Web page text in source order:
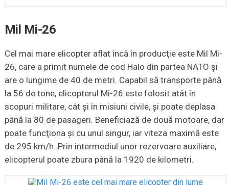
Mil Mi-26
Cel mai mare elicopter aflat încă în producţie este Mil Mi-
26, care a primit numele de cod Halo din partea NATO şi
are o lungime de 40 de metri. Capabil să transporte până
la 56 de tone, elicopterul Mi-26 este folosit atât în
scopuri militare, cât şi în misiuni civile, şi poate deplasa
până la 80 de pasageri. Beneficiază de două motoare, dar
poate funcţiona şi cu unul singur, iar viteza maximă este
de 295 km/h. Prin intermediul unor rezervoare auxiliare,
elicopterul poate zbura până la 1920 de kilometri.